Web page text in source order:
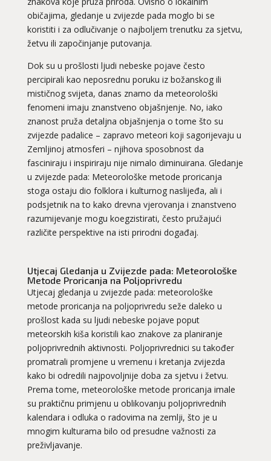
običajima, gledanje u zvijezde pada moglo bi se
koristiti i za odlučivanje o najboljem trenutku za sjetvu,
žetvu ili započinjanje putovanja.
Dok su u prošlosti ljudi nebeske pojave često
percipirali kao neposrednu poruku iz božanskog ili
mističnog svijeta, danas znamo da meteorološki
fenomeni imaju znanstveno objašnjenje. No, iako
znanost pruža detaljna objašnjenja o tome što su
zvijezde padalice – zapravo meteori koji sagorijevaju u
Zemljinoj atmosferi – njihova sposobnost da
fasciniraju i inspiriraju nije nimalo diminuirana. Gledanje
u zvijezde pada: Meteorološke metode proricanja
stoga ostaju dio folklora i kulturnog naslijeđa, ali i
podsjetnik na to kako drevna vjerovanja i znanstveno
razumijevanje mogu koegzistirati, često pružajući
različite perspektive na isti prirodni događaj.
Utjecaj Gledanja u Zvijezde pada: Meteorološke
Metode Proricanja na Poljoprivredu
Utjecaj gledanja u zvijezde pada: meteorološke
metode proricanja na poljoprivredu seže daleko u
prošlost kada su ljudi nebeske pojave poput
meteorskih kiša koristili kao znakove za planiranje
poljoprivrednih aktivnosti. Poljoprivrednici su također
promatrali promjene u vremenu i kretanja zvijezda
kako bi odredili najpovoljnije doba za sjetvu i žetvu.
Prema tome, meteorološke metode proricanja imale
su praktičnu primjenu u oblikovanju poljoprivrednih
kalendara i odluka o radovima na zemlji, što je u
mnogim kulturama bilo od presudne važnosti za
preživljavanje.